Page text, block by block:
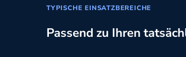
TYPISCHE EINSATZBEREICHE
Passend zu Ihren